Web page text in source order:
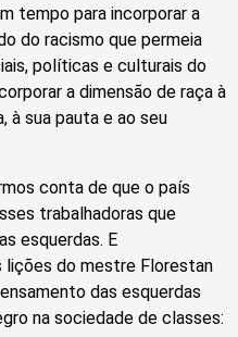
tempo para incorporar a
do racismo que permeia
políticas e culturais do
a dimensão de raça à
à sua pauta e ao seu
conta de que o país
trabalhadoras que
esquerdas. E
lições do mestre Florestan
das esquerdas
na sociedade de classes: